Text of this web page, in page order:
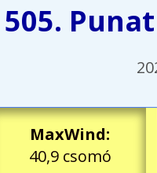
505.
MaxWind:
40,9 csomó